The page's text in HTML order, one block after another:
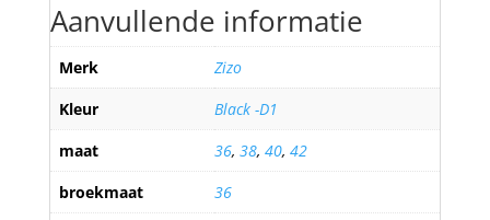
Aanvullende informatie
Merk
Zizo
Kleur
Black -D1
maat
36, 38, 40, 42
broekmaat
36